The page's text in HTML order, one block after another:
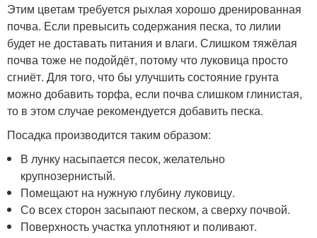
Этим цветам требуется рыхлая хорошо дренированная
почва. Если превысить содержания песка, то лилии
будет не доставать питания и влаги. Слишком тяжёлая
почва тоже не подойдёт, потому что луковица просто
сгниёт. Для того, что бы улучшить состояние грунта
можно добавить торфа, если почва слишком глинистая,
то в этом случае рекомендуется добавить песка.
Посадка производится таким образом:
В лунку насыпается песок, желательно
крупнозернистый.
Помещают на нужную глубину луковицу.
Со всех сторон засыпают песком, а сверху почвой.
Поверхность участка уплотняют и поливают.